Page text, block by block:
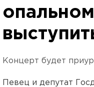
Концерт будет
Певец и депутат